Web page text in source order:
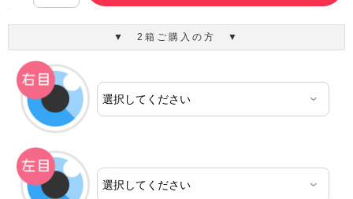
▼ 2箱ご購入の方 ▼